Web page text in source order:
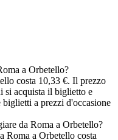
a Orbetello?
costa 10,33 €. Il prezzo
si acquista il biglietto e
a prezzi d'occasione
da Roma a Orbetello?
Roma a Orbetello costa